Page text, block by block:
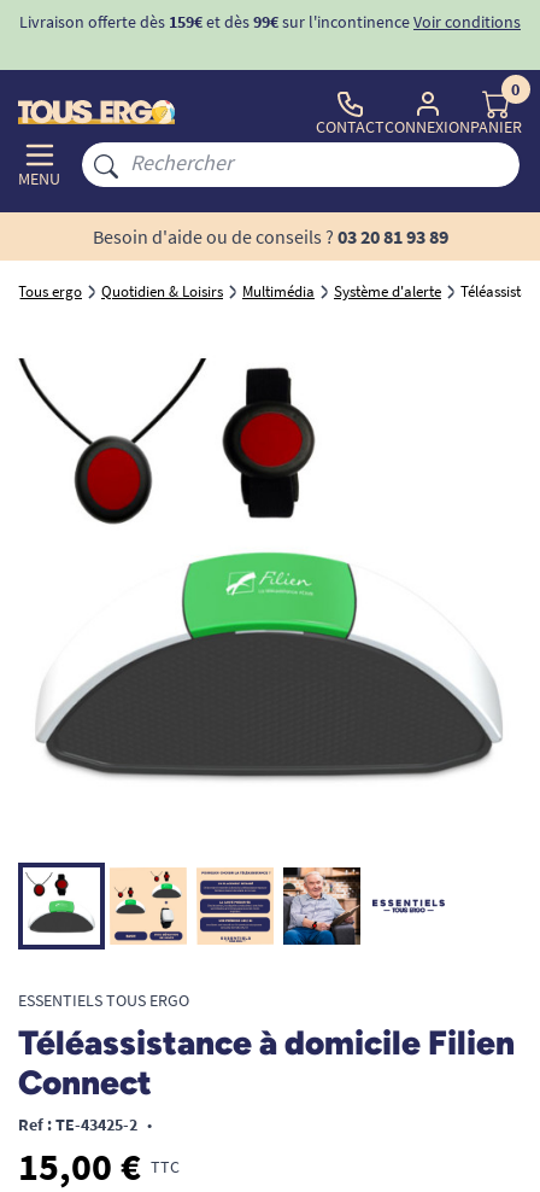
Livraison offerte dès 159€et dès99€sur l'incontinenceVoir conditions
MENU
CONTACTCONNEXION
0
PANIER
Besoin d'aide ou de conseils ? 03 20 81 93 89
Tous ergo Quotidien & Loisirs Multimédia Système d'alerte
ESSENTIELS TOUS ERGO
Téléassistance à domicile Filien
Connect
Ref : TE-43425-2 •
15,00 € TTC